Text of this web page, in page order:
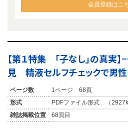
会員登録はこ
【第１特集 「子なし」の真実
見 精液セルフチェックで男
ページ数
1ページ 68頁
形式
PDFファイル形式 （
雑誌掲載位置
68頁目